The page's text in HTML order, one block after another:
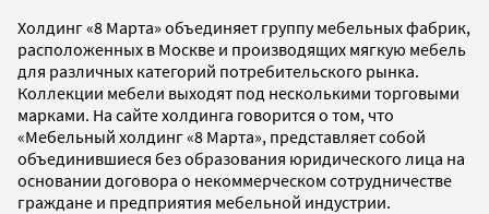
Холдинг «8 Марта» объединяет группу мебельных фабрик,
расположенных в Москве и производящих мягкую мебель
для различных категорий потребительского рынка.
Коллекции мебели выходят под несколькими торговыми
марками. На сайте холдинга говорится о том, что
«Мебельный холдинг «8 Марта», представляет собой
объединившиеся без образования юридического лица на
основании договора о некоммерческом сотрудничестве
граждане и предприятия мебельной индустрии.